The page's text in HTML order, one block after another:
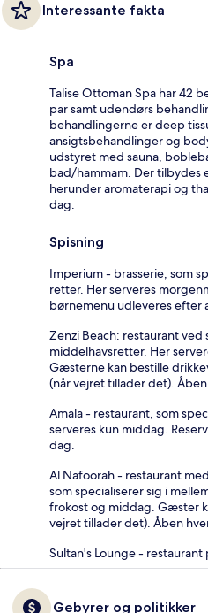
Interessante fakta
Spa
Talise Ottoman Spa har 42
par samt udendørs
behandlingerne er deep
ansigtsbehandlinger og
udstyret med sauna,
bad/hammam. Der tilbydes
herunder aromaterapi og
dag.
Spisning
Imperium - brasserie, som
retter. Her serveres
børnemenu udleveres efter
Zenzi Beach: restaurant ved
middelhavsretter. Her
Gæsterne kan bestille
(når vejret tillader det).
Amala - restaurant, som
serveres kun middag.
dag.
Al Nafoorah - restaurant
som specialiserer sig i
frokost og middag. Gæster
vejret tillader det). Åben
Sultan's Lounge -
Gebyrer og politikker